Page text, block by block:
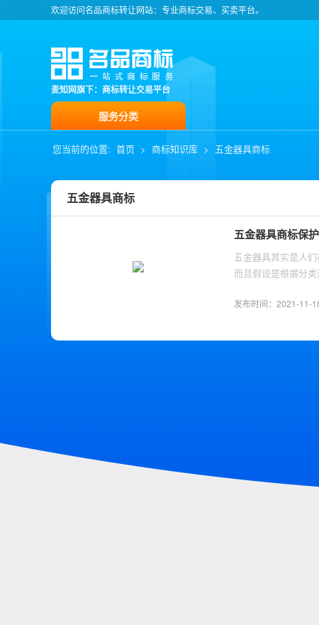
欢迎访问名品商标转让网站：专业商标交易、买卖平台。
麦知网旗下：商标转让交易平台
服务分类
您当前的位置: 首页 > 商标知识库 > 五金器具商标
五金器具商标
五金器具商标保
五金器具其实是人
而且假设是根据分
发布时间：2021-11-